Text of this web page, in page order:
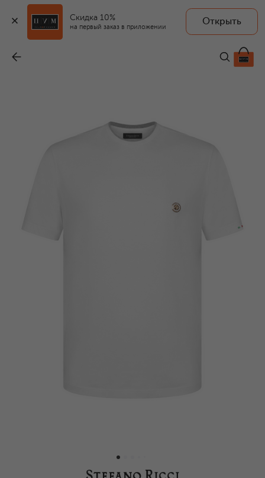
Скидка 10%
на первый заказ в приложении
Открыть
69 950 ₽